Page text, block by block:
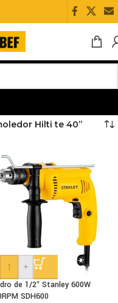
Hilti te 40”
+
de 1/2″ Stanley 600W
SDH600